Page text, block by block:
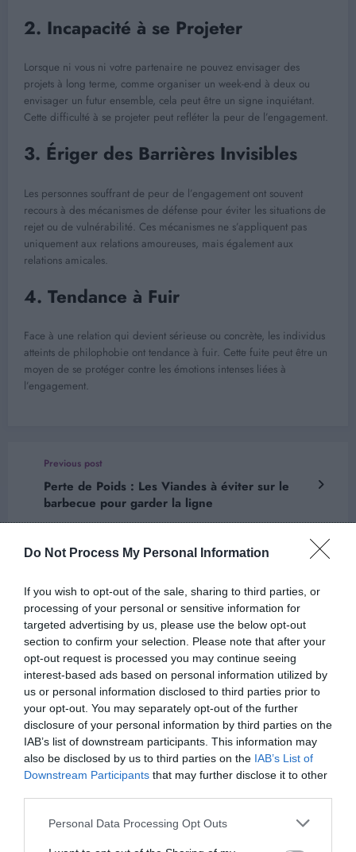
Do Not Process My Personal Information
If you wish to opt-out of the sale, sharing to third parties, or
processing of your personal or sensitive information for
targeted advertising by us, please use the below opt-out
section to confirm your selection. Please note that after your
opt-out request is processed you may continue seeing
interest-based ads based on personal information utilized by
us or personal information disclosed to third parties prior to
your opt-out. You may separately opt-out of the further
disclosure of your personal information by third parties on the
IAB’s list of downstream participants. This information may
also be disclosed by us to third parties on the IAB’s List of
Downstream Participants that may further disclose it to other
Personal Data Processing Opt Outs
2. Incapacité à se Projeter
Lorsque ni vous ni votre partenaire ne pouvez envisager des
projets à long terme, comme organiser un week-end à deux ou
envisager un futur ensemble, cela peut être un signe inquiétant.
Cette difficulté à se projeter peut refléter la peur de l’engagement.
3. Ériger des Barrières Invisibles
Les personnes souffrant de peur de l’engagement ont souvent
recours à des mécanismes de défense pour éviter les situations de
rejet ou de vulnérabilité. Ces mécanismes ne s’appliquent pas
uniquement aux relations amoureuses, mais également aux
relations amicales.
4. Tendance à Fuir
Face à une relation qui devient sérieuse ou concrète, les individus
atteints de philophobie ont tendance à fuir. Cette fuite peut être un
moyen de se protéger contre les émotions intenses liées à
l’engagement.
Previous post
Perte de Poids : Les Viandes à éviter sur le
barbecue pour garder la ligne
Amour : Qu’est-ce que l’effet Golem ?
ARTICLES EN LIEN
Alexandre 0